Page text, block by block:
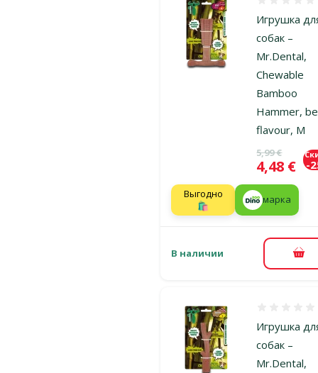
Игрушка
собак –
Mr.Dental,
Chewable
Bamboo
Hammer,
flavour, M
Исходная
5,99 €
Цена
4,48 € -
Выгодно
🛍️
марка
В наличии В
Игрушка
собак –
Mr.Dental,